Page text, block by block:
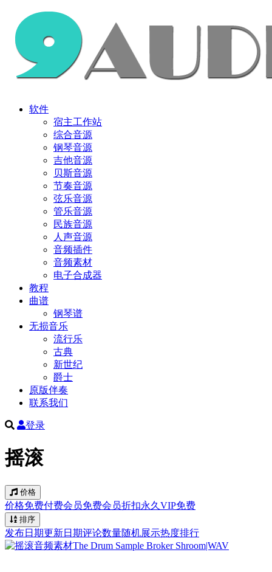
软件
宿主工作站
综合音源
钢琴音源
吉他音源
贝斯音源
节奏音源
弦乐音源
管乐音源
民族音源
人声音源
音频插件
音频素材
电子合成器
教程
曲谱
钢琴谱
无损音乐
流行乐
古典
新世纪
爵士
原版伴奏
联系我们
登录
摇滚
价格
价格免费付费会员免费会员折扣永久VIP免费
排序
发布日期更新日期评论数量随机展示热度排行